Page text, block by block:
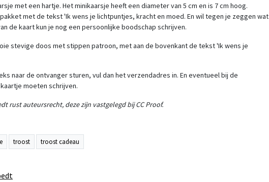
met een hartje. Het minikaarsje heeft een diameter van 5 cm en is 7 cm hoog.
met de tekst 'Ik wens je lichtpuntjes, kracht en moed. En wil tegen je zeggen wat
de kaart kun je nog een persoonlijke boodschap schrijven.
stevige doos met stippen patroon, met aan de bovenkant de tekst 'Ik wens je
naar de ontvanger sturen, vul dan het verzendadres in. En eventueel bij de
moeten schrijven.
rust auteursrecht, deze zijn vastgelegd bij CC Proof.
troost troost cadeau